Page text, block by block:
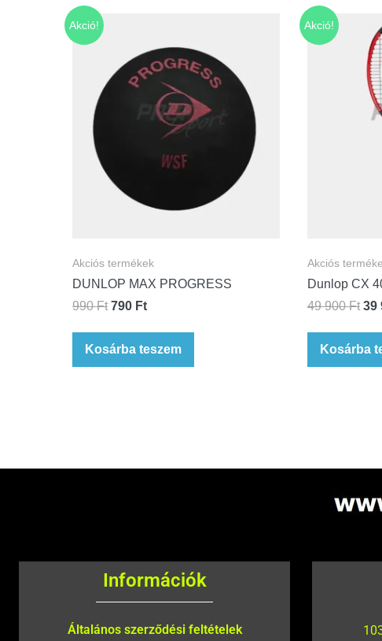
Akció!
Akciós termékek
DUNLOP MAX PROGRESS
990Ft 790 Ft
Kosárba teszem
Akció!
Akciós
Dunlop CX
49 900Ft 39
Kosárba
Információk
Általános szerződési feltételek